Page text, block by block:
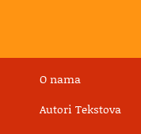
O nama
Autori Tekstova